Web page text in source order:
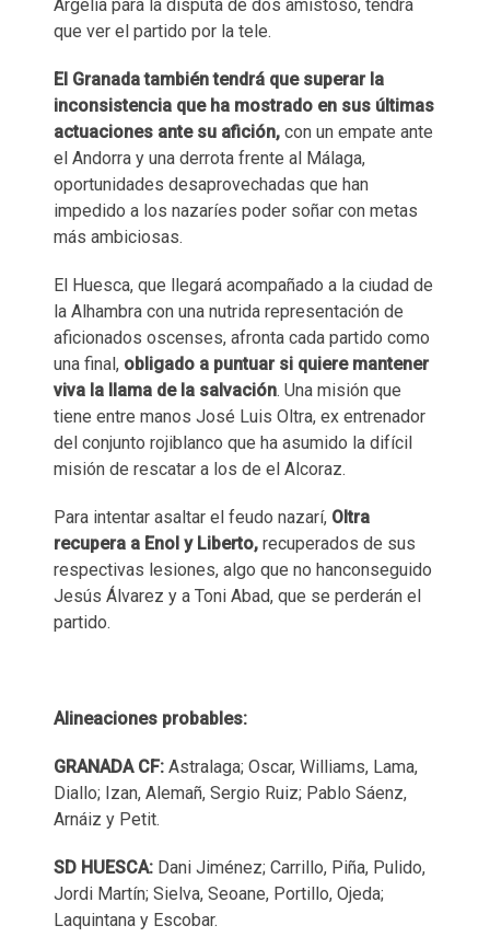
Argelia para la disputa de dos amistoso, tendrá
que ver el partido por la tele.
El Granada también tendrá que superar la
inconsistencia que ha mostrado en sus últimas
actuaciones ante su afición, con un empate ante
el Andorra y una derrota frente al Málaga,
oportunidades desaprovechadas que han
impedido a los nazaríes poder soñar con metas
más ambiciosas.
El Huesca, que llegará acompañado a la ciudad de
la Alhambra con una nutrida representación de
aficionados oscenses, afronta cada partido como
una final, obligado a puntuar si quiere mantener
viva la llama de la salvación. Una misión que
tiene entre manos José Luis Oltra, ex entrenador
del conjunto rojiblanco que ha asumido la difícil
misión de rescatar a los de el Alcoraz.
Para intentar asaltar el feudo nazarí, Oltra
recupera a Enol y Liberto, recuperados de sus
respectivas lesiones, algo que no hanconseguido
Jesús Álvarez y a Toni Abad, que se perderán el
partido.
Alineaciones probables:
GRANADA CF: Astralaga; Oscar, Williams, Lama,
Diallo; Izan, Alemañ, Sergio Ruiz; Pablo Sáenz,
Arnáiz y Petit.
SD HUESCA: Dani Jiménez; Carrillo, Piña, Pulido,
Jordi Martín; Sielva, Seoane, Portillo, Ojeda;
Laquintana y Escobar.